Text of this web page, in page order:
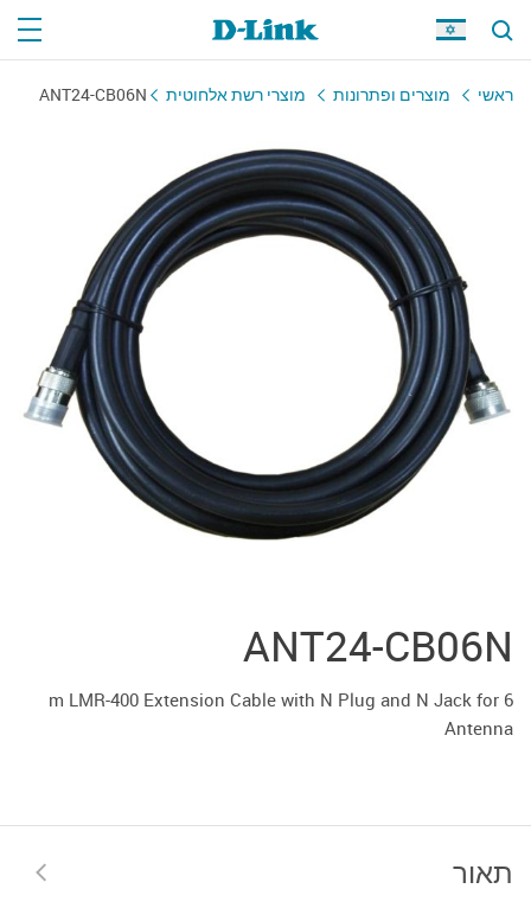
ראשי מוצרים ופתרונות מוצרי רשת אלחוטית ANT24-CB06N
ANT24-CB06N
6 m LMR-400 Extension Cable with N Plug and N Jack for
Antenna
תאור